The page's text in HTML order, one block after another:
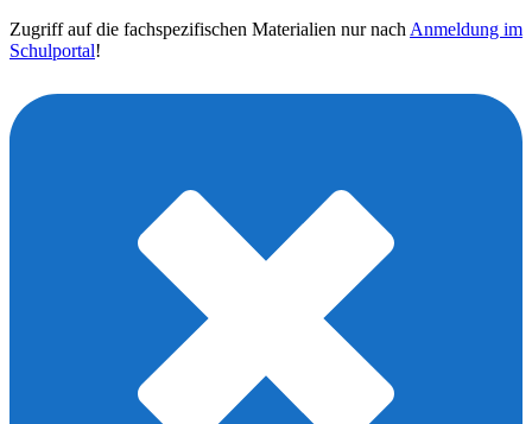
Zugriff auf die fachspezifischen Materialien nur nach Anmeldung im
Schulportal!